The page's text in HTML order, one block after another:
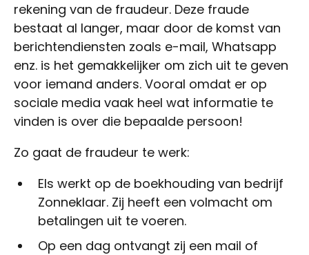
rekening van de fraudeur. Deze fraude
bestaat al langer, maar door de komst van
berichtendiensten zoals e-mail, Whatsapp
enz. is het gemakkelijker om zich uit te geven
voor iemand anders. Vooral omdat er op
sociale media vaak heel wat informatie te
vinden is over die bepaalde persoon!
Zo gaat de fraudeur te werk:
Els werkt op de boekhouding van bedrijf
Zonneklaar. Zij heeft een volmacht om
betalingen uit te voeren.
Op een dag ontvangt zij een mail of